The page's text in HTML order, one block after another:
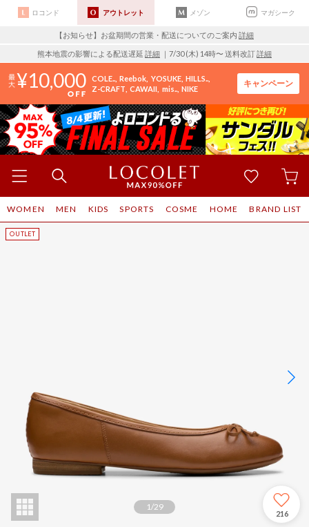
ロコンド アウトレット メゾン マガシーク
【お知らせ】お盆期間の営業・配送についてのご案内 詳細
熊本地震の影響による配送遅延 詳細 ｜7/30 (木) 14時〜 送料改訂詳細
10,000 COLE.. Reebok YOSUKE HILLS..
Z-CRAFT CAWAII mis.. NIKE
キャンペーン
WOMEN MEN KIDS SPORTS COSME HOME BRAND LIST
1/29
216